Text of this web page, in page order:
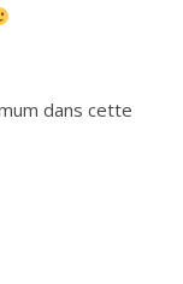
dans cette